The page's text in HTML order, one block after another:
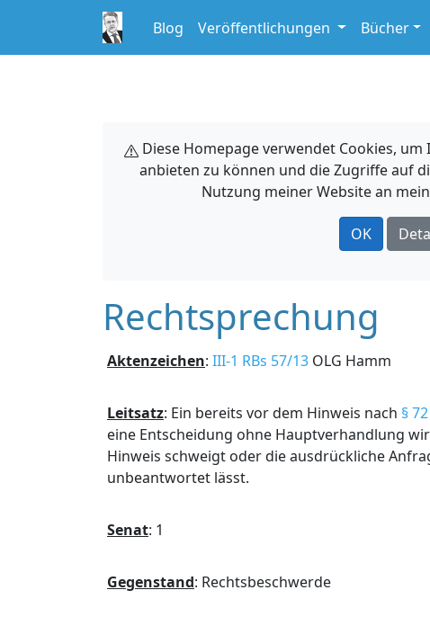
Blog Veröffentlichungen Bücher
Diese Homepage verwendet Cookies,
anbieten zu können und die Zugriffe auf
Nutzung meiner Website an
OK
Rechtsprechung
Aktenzeichen: III-1 RBs 57/13 OLG Hamm
Leitsatz: Ein bereits vor dem Hinweis nach §
eine Entscheidung ohne Hauptverhandlung
Hinweis schweigt oder die ausdrückliche
unbeantwortet lässt.
Senat: 1
Gegenstand: Rechtsbeschwerde